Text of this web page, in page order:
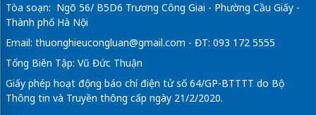
Tòa soạn: Ngõ 56/ B5D6 Trương Công Giai - Phường Cầu Giấy -
Thành phố Hà Nội
Email: thuonghieucongluan@gmail.com - ĐT: 093 172 5555
Tổng Biên Tập: Vũ Đức Thuận
Giấy phép hoạt động báo chí điện tử số 64/GP-BTTTT do Bộ
Thông tin và Truyền thông cấp ngày 21/2/2020.